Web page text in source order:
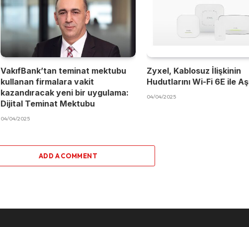
VakıfBank’tan teminat mektubu
kullanan firmalara vakit
kazandıracak yeni bir uygulama:
Dijital Teminat Mektubu
04/04/2025
Zyxel, Kablosuz İlişkinin
Hudutlarını Wi-Fi 6E ile
04/04/2025
ADD A COMMENT